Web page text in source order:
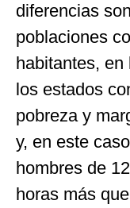
diferencias
poblaciones
habitantes,
los estados
pobreza y
y, en este
hombres de
horas más